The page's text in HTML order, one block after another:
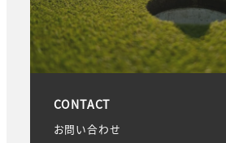
CONTACT
お問い合わせ